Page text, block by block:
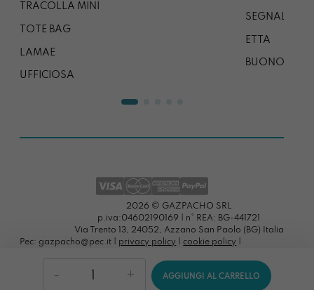
Manicona
AGGIUNGI AL CARRELLO
TRACOLLA MINI
TOTE BAG
LAMAE
UFFICIOSA
SEGNALIBRO
ETTA
BUONO
2026 © GAZPACHO SRL
p.iva:04602190169 | n° REA: BG-441721
Via Trento 13, 24052, Azzano San Paolo (BG) Italia
Pec: gazpacho@pec.it | privacy policy cookie policy